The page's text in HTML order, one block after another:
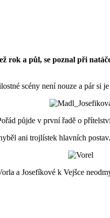
a půl, se poznal při
scény není nouze a pár
půjde v první řadě o
ani trojlístek hlavních
a Josefíkové k Vejšce